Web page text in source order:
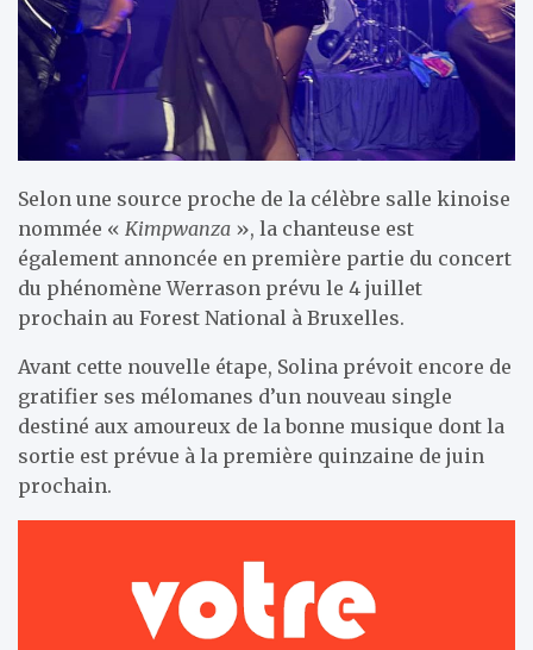
Selon une source proche de la célèbre salle kinoise
nommée « Kimpwanza », la chanteuse est
également annoncée en première partie du concert
du phénomène Werrason prévu le 4 juillet
prochain au Forest National à Bruxelles.
Avant cette nouvelle étape, Solina prévoit encore de
gratifier ses mélomanes d’un nouveau single
destiné aux amoureux de la bonne musique dont la
sortie est prévue à la première quinzaine de juin
prochain.